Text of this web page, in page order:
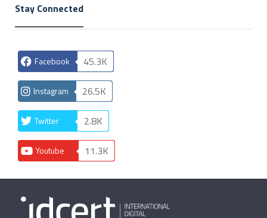
Stay Connected
Facebook 45.3K
Instagram 26.5K
Twitter 2.8K
Youtube 11.3K